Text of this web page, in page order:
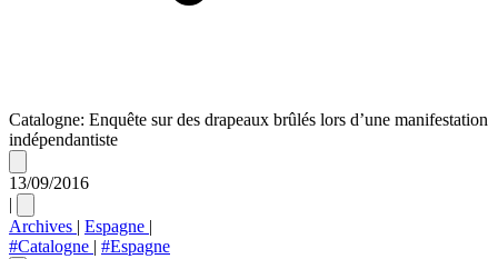
Catalogne: Enquête sur des drapeaux brûlés lors d’une manifestation
indépendantiste
13/09/2016
|
Archives | Espagne |
#Catalogne | #Espagne